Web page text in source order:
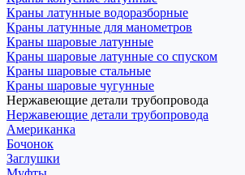
Краны латунные водоразборные
Краны латунные для манометров
Краны шаровые латунные
Краны шаровые латунные со спуском
Краны шаровые стальные
Краны шаровые чугунные
Нержавеющие детали трубопровода
Нержавеющие детали трубопровода
Американка
Бочонок
Заглушки